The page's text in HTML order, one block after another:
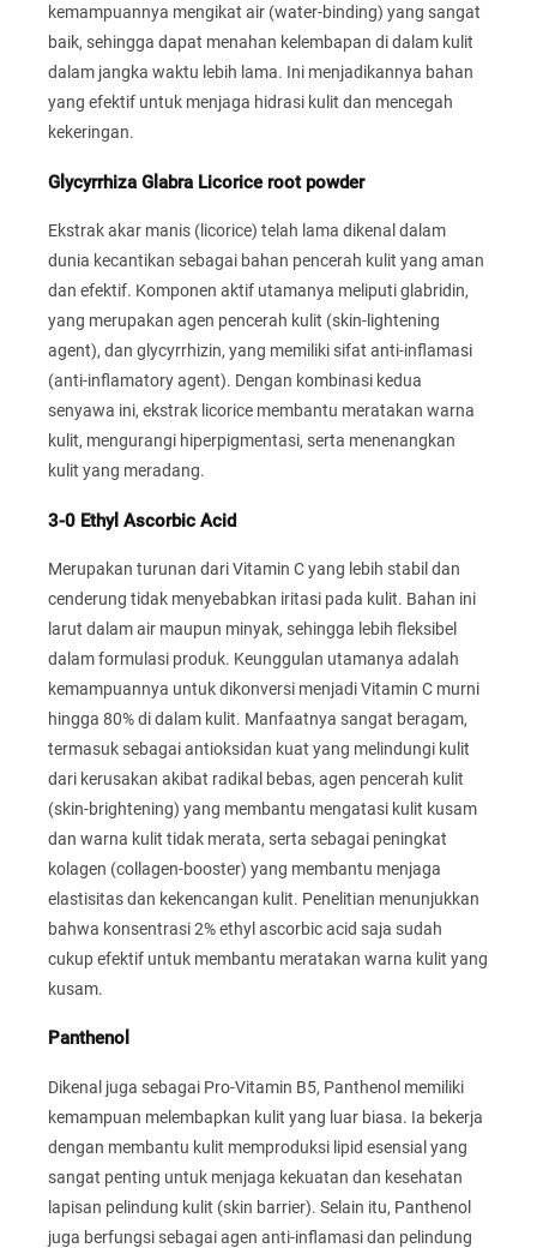
kemampuannya mengikat air (water-binding) yang sangat
baik, sehingga dapat menahan kelembapan di dalam kulit
dalam jangka waktu lebih lama. Ini menjadikannya bahan
yang efektif untuk menjaga hidrasi kulit dan mencegah
kekeringan.
Glycyrrhiza Glabra Licorice root powder
Ekstrak akar manis (licorice) telah lama dikenal dalam
dunia kecantikan sebagai bahan pencerah kulit yang aman
dan efektif. Komponen aktif utamanya meliputi glabridin,
yang merupakan agen pencerah kulit (skin-lightening
agent), dan glycyrrhizin, yang memiliki sifat anti-inflamasi
(anti-inflamatory agent). Dengan kombinasi kedua
senyawa ini, ekstrak licorice membantu meratakan warna
kulit, mengurangi hiperpigmentasi, serta menenangkan
kulit yang meradang.
3-0 Ethyl Ascorbic Acid
Merupakan turunan dari Vitamin C yang lebih stabil dan
cenderung tidak menyebabkan iritasi pada kulit. Bahan ini
larut dalam air maupun minyak, sehingga lebih fleksibel
dalam formulasi produk. Keunggulan utamanya adalah
kemampuannya untuk dikonversi menjadi Vitamin C murni
hingga 80% di dalam kulit. Manfaatnya sangat beragam,
termasuk sebagai antioksidan kuat yang melindungi kulit
dari kerusakan akibat radikal bebas, agen pencerah kulit
(skin-brightening) yang membantu mengatasi kulit kusam
dan warna kulit tidak merata, serta sebagai peningkat
kolagen (collagen-booster) yang membantu menjaga
elastisitas dan kekencangan kulit. Penelitian menunjukkan
bahwa konsentrasi 2% ethyl ascorbic acid saja sudah
cukup efektif untuk membantu meratakan warna kulit yang
kusam.
Panthenol
Dikenal juga sebagai Pro-Vitamin B5, Panthenol memiliki
kemampuan melembapkan kulit yang luar biasa. Ia bekerja
dengan membantu kulit memproduksi lipid esensial yang
sangat penting untuk menjaga kekuatan dan kesehatan
lapisan pelindung kulit (skin barrier). Selain itu, Panthenol
juga berfungsi sebagai agen anti-inflamasi dan pelindung